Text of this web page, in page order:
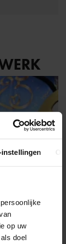
op uw
doel